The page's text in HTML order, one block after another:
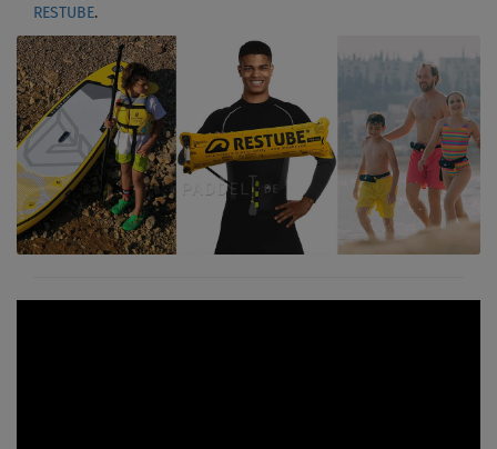
RESTUBE.